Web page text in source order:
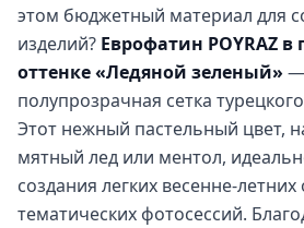
этом бюджетный материал для
изделий? Еврофатин POYRAZ
оттенке «Ледяной зеленый» —
полупрозрачная сетка
Этот нежный пастельный цвет,
мятный лед или ментол,
создания легких весенне-
тематических фотосессий.